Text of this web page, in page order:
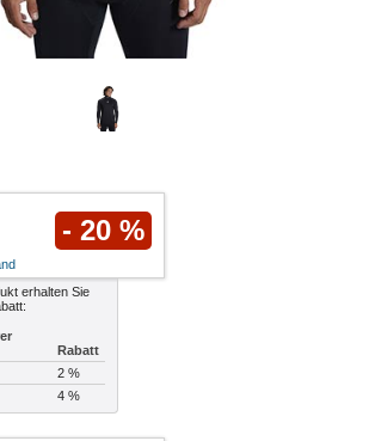
- 20 %
erhalten Sie
Rabatt
2 %
4 %